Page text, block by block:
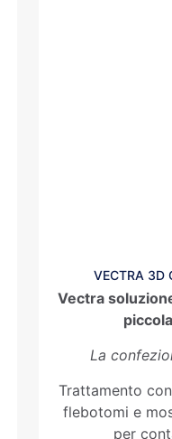
VECTRA 3D
Vectra
La
Trattamento
flebotomi e
per